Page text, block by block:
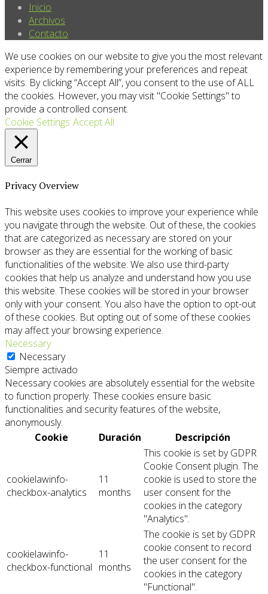
Inicio
Archivos
Contacto
We use cookies on our website to give you the most relevant
experience by remembering your preferences and repeat
visits. By clicking “Accept All”, you consent to the use of ALL
the cookies. However, you may visit "Cookie Settings" to
provide a controlled consent.
Cookie Settings Accept All
Cerrar
Privacy Overview
This website uses cookies to improve your experience while
you navigate through the website. Out of these, the cookies
that are categorized as necessary are stored on your
browser as they are essential for the working of basic
functionalities of the website. We also use third-party
cookies that help us analyze and understand how you use
this website. These cookies will be stored in your browser
only with your consent. You also have the option to opt-out
of these cookies. But opting out of some of these cookies
may affect your browsing experience.
Necessary
Necessary
Siempre activado
Necessary cookies are absolutely essential for the website
to function properly. These cookies ensure basic
functionalities and security features of the website,
anonymously.
Cookie
Duración Descripción
cookielawinfo-
checkbox-analytics
11
months
This cookie is set by GDPR
Cookie Consent plugin. The
cookie is used to store the
user consent for the
cookies in the category
"Analytics".
cookielawinfo-
checkbox-functional
11
months
The cookie is set by GDPR
cookie consent to record
the user consent for the
cookies in the category
"Functional".